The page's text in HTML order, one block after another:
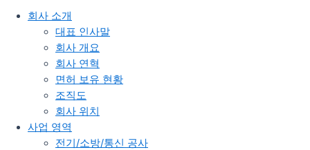
회사 소개
대표 인사말
회사 개요
회사 연혁
면허 보유 현황
조직도
회사 위치
사업 영역
전기/소방/통신 공사